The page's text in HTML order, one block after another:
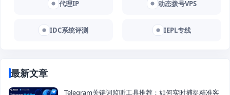
代理IP 动态拨号VPS
IDC系统评测 IEPL专线
最新文章
Telegram关键词监听工具推荐：如何实时捕捉精准客